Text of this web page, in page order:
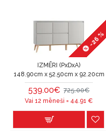
-26 %
IZMĒRI (PxDxA)
148.90cm x 52.50cm x 92.20cm
539.00€ 725.00€
Vai 12 mēneši = 44.91 €